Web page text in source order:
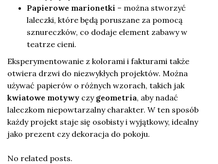
Papierowe marionetki – można stworzyć
laleczki, które będą poruszane za pomocą
sznureczków, co dodaje element zabawy w
teatrze cieni.
Eksperymentowanie z kolorami i fakturami także
otwiera drzwi do niezwykłych projektów. Można
używać papierów o różnych wzorach, takich jak
kwiatowe motywy czy geometria, aby nadać
laleczkom niepowtarzalny charakter. W ten sposób
każdy projekt staje się osobisty i wyjątkowy, idealny
jako prezent czy dekoracja do pokoju.
No related posts.